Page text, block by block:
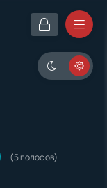
(5голосов)